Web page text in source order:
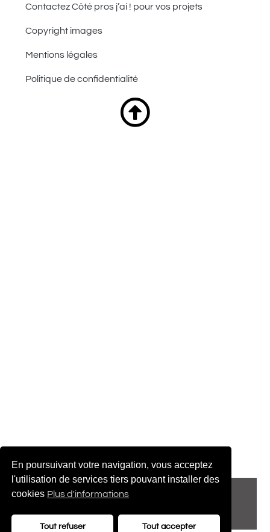
Contactez Côté pros j’ai ! pour vos projets
Copyright images
Mentions légales
Politique de confidentialité
© 2022 adenatis.com
contact@adenatis.com
En poursuivant votre navigation, vous acceptez
l'utilisation de services tiers pouvant installer des
cookies Plus d'informations
Tout refuser Tout accepter